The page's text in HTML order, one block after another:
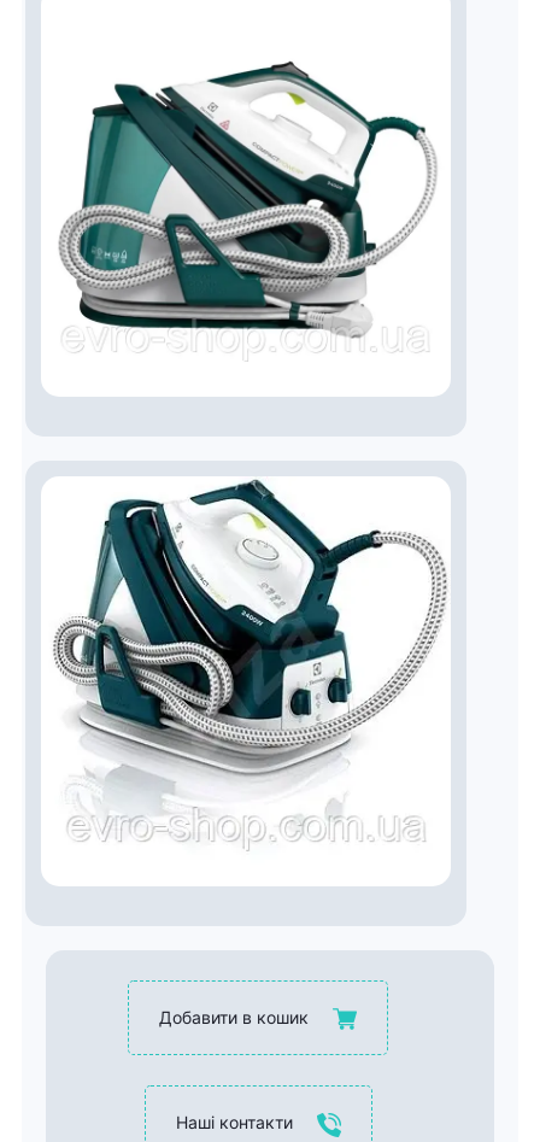
Добавити в кошик
Наші контакти